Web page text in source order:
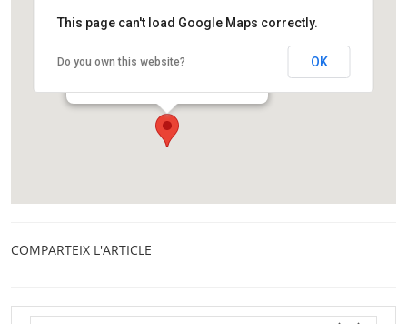
Centre Cívic La Sagrera “La Barraca”
Carrer de Martí Molins 29
This page can't load Google Maps correctly.
Do you own this website? OK
COMPARTEIX L'ARTICLE